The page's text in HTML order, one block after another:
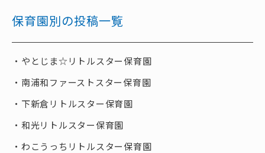
保育園別の投稿一覧
やとじま☆リトルスター保育園
南浦和ファーストスター保育園
下新倉リトルスター保育園
和光リトルスター保育園
わこうっちリトルスター保育園